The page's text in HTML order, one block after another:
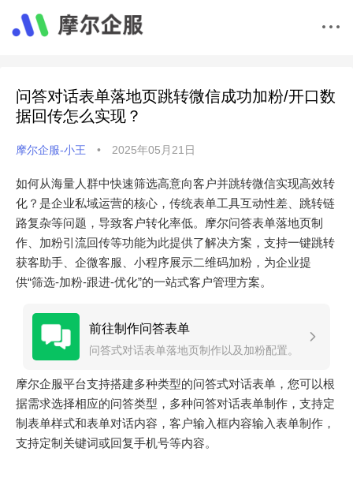
问答对话表单落地页跳转微信成功加粉/开口数
据回传怎么实现？
摩尔企服-小王 • 2025年05月21日
如何从海量人群中快速筛选高意向客户并跳转微信实现高效转
化？是企业私域运营的核心，传统表单工具互动性差、跳转链
路复杂等问题，导致客户转化率低。摩尔问答表单落地页制
作、加粉引流回传等功能为此提供了解决方案，支持一键跳转
获客助手、企微客服、小程序展示二维码加粉，为企业提
供“筛选-加粉-跟进-优化”的一站式客户管理方案。
前往制作问答表单
问答式对话表单落地页制作以及加粉配置。
摩尔企服平台支持搭建多种类型的问答式对话表单，您可以根
据需求选择相应的问答类型，多种问答对话表单制作，支持定
制表单样式和表单对话内容，客户输入框内容输入表单制作，
支持定制关键词或回复手机号等内容。